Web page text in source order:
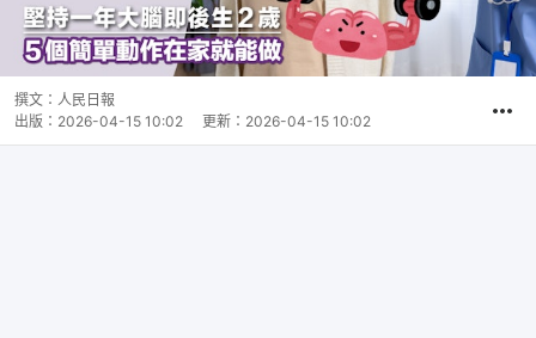
撰文： 人民日報
出版： 2026-04-15 10:02 更新： 2026-04-15 10:02